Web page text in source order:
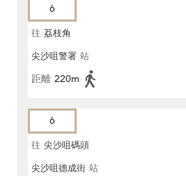
6
往 荔枝角
尖沙咀警署 站
距離 220m
6
往 尖沙咀碼頭
尖沙咀德成街 站